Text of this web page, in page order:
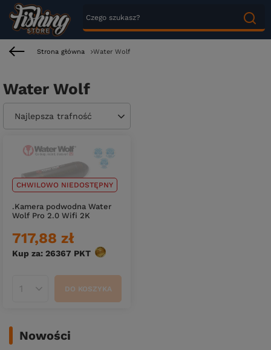
Strona główna Water Wolf
Water Wolf
Zmień sortowanie
Najlepsza trafność
CHWILOWO NIEDOSTĘPNY
.Kamera podwodna Water
Wolf Pro 2.0 Wifi 2K
717,88 zł
Kup za: 26367 PKT punktów
Ilość produktówDO KOSZYKA
Nowości